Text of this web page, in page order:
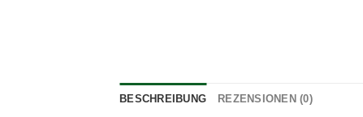
BESCHREIBUNG REZENSIONEN (0)